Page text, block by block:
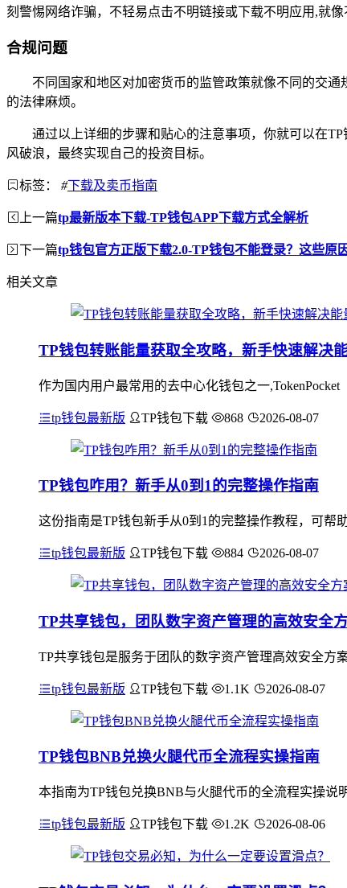
刻警惕网络诈骗，不轻易点击不明链接或下载不明应用,就像
合规问题
不同国家和地区对加密货币的监管政策就像不同的交
的法律麻烦。
通过以上详细的步骤和贴心的注意事项，你就可以在
风破浪，最终实现自己的投资目标。
标签： #下载及卖币指南
上一篇tp最新版本下载-TP钱包APP下载方式全解析
下一篇tp钱包官方正版下载2.0-TP钱包不能登录？这些原
相关文章
TP钱包转账能量获取全攻略，新手快速解决
作为国内用户最常用的去中心化钱包之一
tp钱包最新版 TP钱包下载 868 2026-08-07
TP钱包咋用？新手从0到1的完整操作指南
这份指南是TP钱包新手从0到1的完整操作教程，可帮
tp钱包最新版 TP钱包下载 884 2026-08-07
TP共享钱包，团队数字资产管理的高效安全
TP共享钱包是服务于团队的数字资产管理高效安全方
tp钱包最新版 TP钱包下载 1.1K 2026-08-07
TP钱包BNB兑换火腿代币全流程实操指南
本指南为TP钱包兑换BNB与火腿代币的全流程实操说
tp钱包最新版 TP钱包下载 1.2K 2026-08-06